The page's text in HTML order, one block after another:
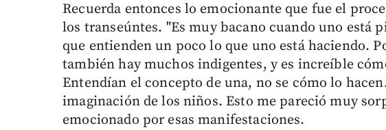
Recuerda entonces lo emocionante que fue el
los transeúntes. "Es muy bacano cuando uno está
que entienden un poco lo que uno está haciendo.
también hay muchos indigentes, y es increíble
Entendían el concepto de una, no se cómo lo
imaginación de los niños. Esto me pareció muy
emocionado por esas manifestaciones.